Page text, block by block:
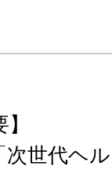
世代ヘ